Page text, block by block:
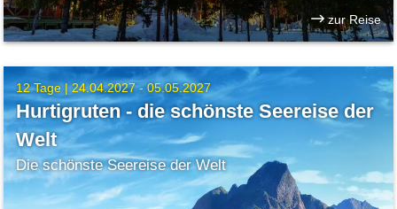
zur Reise
12 Tage |24.04.2027 - 05.05.2027
Hurtigruten - die schönste Seereise der
Welt
Die schönste Seereise der Welt